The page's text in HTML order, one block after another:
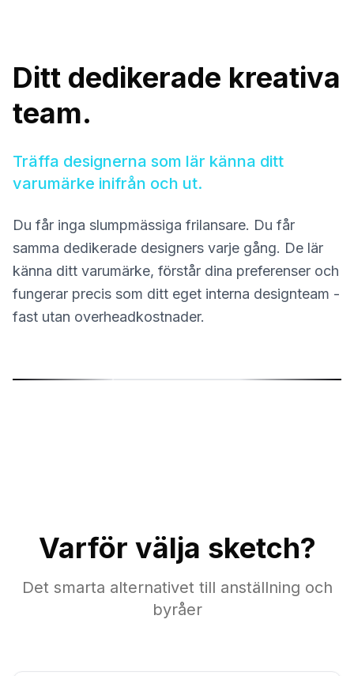
Ditt dedikerade kreativa
team.
Träffa designerna som lär känna ditt
varumärke inifrån och ut.
Du får inga slumpmässiga frilansare. Du får
samma dedikerade designers varje gång. De lär
känna ditt varumärke, förstår dina preferenser och
fungerar precis som ditt eget interna designteam -
fast utan overheadkostnader.
Varför välja sketch?
Det smarta alternativet till anställning och
byråer